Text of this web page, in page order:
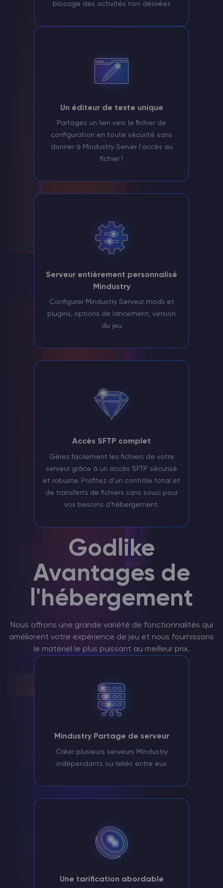
blocage des activités non désirées
Un éditeur de texte unique
Partagez un lien vers le fichier de
configuration en toute sécurité sans
donner à Mindustry Server l'accès au
fichier !
Serveur entièrement personnalisé
Mindustry
Configurer Mindustry Serveur mods et
plugins, options de lancement, version
du jeu
Accès SFTP complet
Gérez facilement les fichiers de votre
serveur grâce à un accès SFTP sécurisé
et robuste. Profitez d'un contrôle total et
de transferts de fichiers sans souci pour
vos besoins d'hébergement.
Godlike
Avantages de
l'hébergement
Nous offrons une grande variété de fonctionnalités qui
améliorent votre expérience de jeu et nous fournissons
le matériel le plus puissant au meilleur prix.
Mindustry Partage de serveur
Créer plusieurs serveurs Mindustry
indépendants ou reliés entre eux
Une tarification abordable